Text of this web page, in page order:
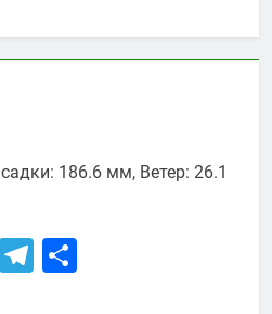
186.6 мм, Ветер: 26.1
VK Telegram